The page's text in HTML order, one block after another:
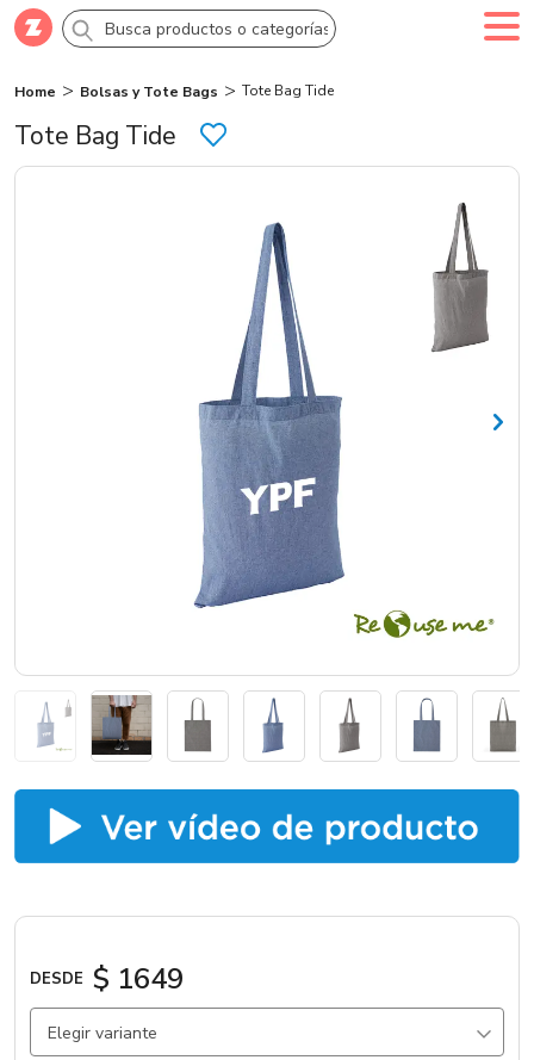
Comprar Crea tu cuenta
Categorías
Tote Bag Tide
Home Bolsas y Tote Bags Tote Bag Tide
DESDE $ 1649
Elegir variante